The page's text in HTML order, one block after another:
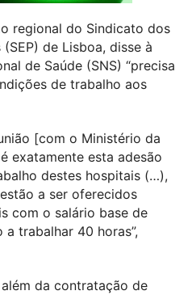
regional do Sindicato dos
de Lisboa, disse à
de Saúde (SNS) “precisa
de trabalho aos
[com o Ministério da
exatamente esta adesão
destes hospitais (…),
a ser oferecidos
com o salário base de
trabalhar 40 horas”,
da contratação de